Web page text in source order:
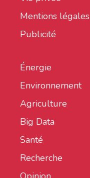
Mentions légales
Publicité
Énergie
Environnement
Agriculture
Big Data
Santé
Recherche